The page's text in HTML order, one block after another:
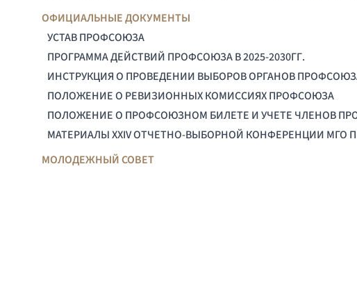
ОФИЦИАЛЬНЫЕ ДОКУМЕНТЫ
УСТАВ ПРОФСОЮЗА
ПРОГРАММА ДЕЙСТВИЙ ПРОФСОЮЗА В 2025-2030ГГ.
ИНСТРУКЦИЯ О ПРОВЕДЕНИИ ВЫБОРОВ ОРГАНОВ
ПОЛОЖЕНИЕ О РЕВИЗИОННЫХ КОМИССИЯХ ПРОФСОЮЗА
ПОЛОЖЕНИЕ О ПРОФСОЮЗНОМ БИЛЕТЕ И УЧЕТЕ ЧЛЕНОВ
МАТЕРИАЛЫ XXIV ОТЧЕТНО-ВЫБОРНОЙ КОНФЕРЕНЦИИ МГО
МОЛОДЕЖНЫЙ СОВЕТ